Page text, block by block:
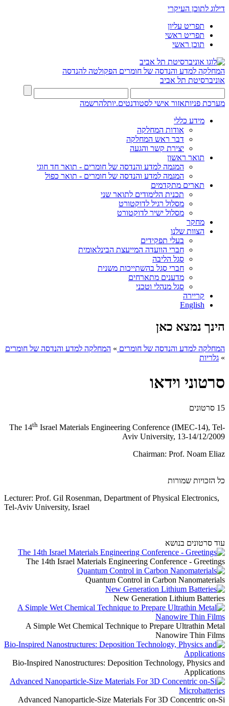
דילוג לתוכן העיקרי
תפריט עליון
תפריט ראשי
תוכן ראשי
המחלקה למדע והנדסה של חומרים הפקולטה להנדסה
אוניברסיטת תל אביב
מערכת פניותאזור אישי לסטודנטים.יותלהרשמה
מידע כללי
אודות המחלקה
דבר ראש המחלקה
יצירת קשר והגעה
תואר ראשון
המגמה למדע והנדסה של חומרים - תואר חד חוגי
המגמה למדע והנדסה של חומרים - תואר כפול
תארים מתקדמים
תכנית הלימודים לתואר שני
מסלול רגיל לדוקטורט
מסלול ישיר לדוקטורט
מחקר
הצוות שלנו
בעלי תפקידים
חברי הוועדה המייעצת הבינלאומית
סגל הליבה
חברי סגל בהשתייכות משנית
מדענים מתארחים
סגל מנהלי וטכני
קריירה
English
הינך נמצא כאן
המחלקה למדע והנדסה של חומרים » המחלקה למדע והנדסה של חומרים
» גלריות
סרטוני וידאו
15 סרטונים
The 14th Israel Materials Engineering Conference (IMEC-14), Tel-
Aviv University, 13-14/12/2009
Chairman: Prof. Noam Eliaz
כל הזכויות שמורות
Lecturer: Prof. Gil Rosenman, Department of Physical Electronics,
Tel-Aviv University, Israel
עוד סרטונים בנושא
The 14th Israel Materials Engineering Conference - Greetings
Quantum Control in Carbon Nanomaterials
New Generation Lithium Batteries
A Simple Wet Chemical Technique to Prepare Ultrathin Metal
Nanowire Thin Films
Bio-Inspired Nanostructures: Deposition Technology, Physics and
Applications
Advanced Nanoparticle-Size Materials For 3D Concentric on-Si